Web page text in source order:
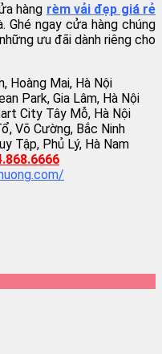
hàng rèm vải đẹp giá rẻ
Ghé ngay cửa hàng chúng
ưu đãi dành riêng cho
Hoàng Mai, Hà Nội
Park, Gia Lâm, Hà Nội
City Tây Mỗ, Hà Nội
Võ Cường, Bắc Ninh
Tập, Phủ Lý, Hà Nam